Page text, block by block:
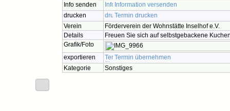
Info senden
Information versenden
drucken
Termin drucken
Verein
Förderverein der Wohnstätte Inselhof e.V.
Details
Freuen Sie sich auf selbstgebackene
Grafik/Foto
exportieren
Termin übernehmen
Kategorie
Sonstiges